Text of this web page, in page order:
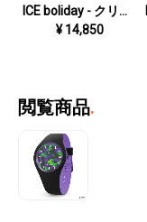
ICE boliday - クリアイエロースケル - プラスチック - ミディアム - MT
¥ 14,850
閲覧商品.